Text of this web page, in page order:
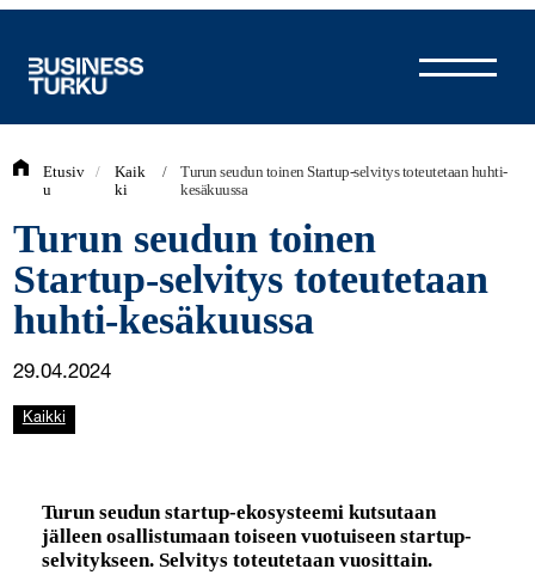
Etusiv
u
/
Kaik
ki
/
Turun seudun toinen Startup-selvitys toteutetaan huhti-
kesäkuussa
Turun seudun toinen
Startup-selvitys toteutetaan
huhti-kesäkuussa
29.04.2024
Kaikki
Turun seudun startup-ekosysteemi kutsutaan
jälleen osallistumaan toiseen vuotuiseen startup-
selvitykseen. Selvitys toteutetaan vuosittain.